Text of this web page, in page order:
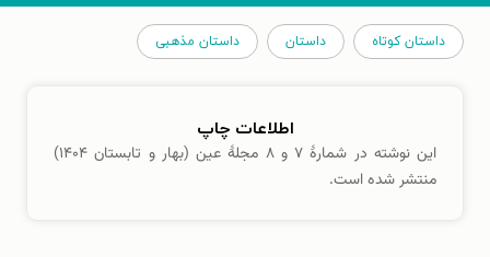
داستان کوتاه داستان داستان مذهبی
اطلاعات چاپ
این نوشته در شمارهٔ ۷ و ۸ مجلهٔ عین (بهار و تابستان ۱۴۰۴)
منتشر شده است.